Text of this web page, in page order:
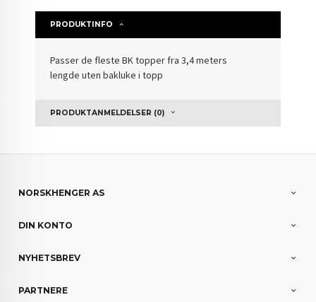
PRODUKTINFO
Passer de fleste BK topper fra 3,4 meters
lengde uten bakluke i topp
PRODUKTANMELDELSER (0)
NORSKHENGER AS
DIN KONTO
NYHETSBREV
PARTNERE